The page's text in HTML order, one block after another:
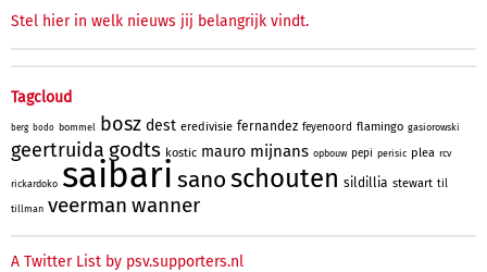
Stel hier in welk nieuws jij belangrijk vindt.
Tagcloud
berg bodo bommel bosz dest eredivisie fernandez feyenoord flamingo gasiorowski
geertruida godts kostic mauro mijnans opbouw pepi perisic plea rcv
rickardoko saibari sanoschouten sildillia stewart til
tillman veerman wanner
A Twitter List by psv.supporters.nl